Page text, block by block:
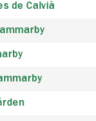
de Calvià